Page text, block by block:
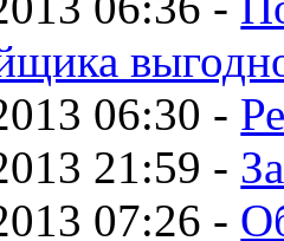
06:30 -
21:59 -
07:26 -